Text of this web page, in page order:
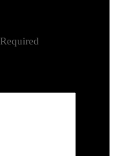
Required